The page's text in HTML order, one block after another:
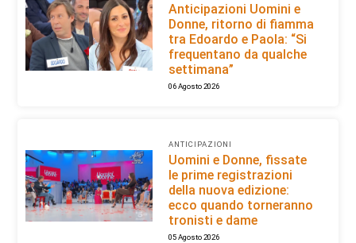
Anticipazioni Uomini e
Donne, ritorno di fiamma
tra Edoardo e Paola: “Si
frequentano da qualche
settimana”
06 Agosto 2026
ANTICIPAZIONI
Uomini e Donne, fissate
le prime registrazioni
della nuova edizione:
ecco quando torneranno
tronisti e dame
05 Agosto 2026